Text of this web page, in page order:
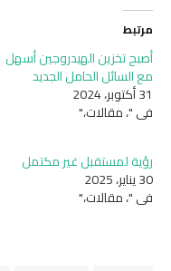
مرتبط
أصبح تخزين الهيدروجين أسهل
مع السائل الحامل الجديد
31 أكتوبر، 2024
في "، مقالات،"
رؤية لمستقبل غير مكتمل
30 يناير، 2025
في "، مقالات،"